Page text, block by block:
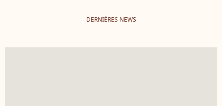
DERNIÈRES NEWS